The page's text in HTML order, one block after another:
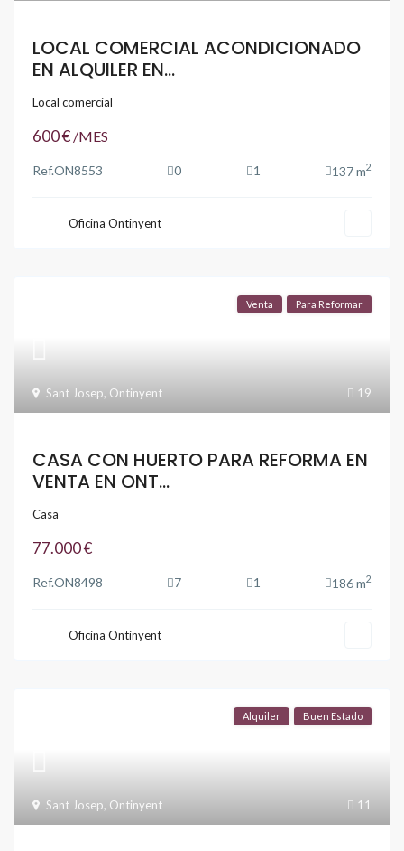
LOCAL COMERCIAL ACONDICIONADO
EN ALQUILER EN...
Local comercial
600 € /MES
Ref.ON8553 0 1 137 m2
Oficina Ontinyent
19
Sant Josep, Ontinyent
Venta Para Reformar
CASA CON HUERTO PARA REFORMA EN
VENTA EN ONT...
Casa
77.000 €
Ref.ON8498 7 1 186 m2
Oficina Ontinyent
11
Sant Josep, Ontinyent
Alquiler Buen Estado